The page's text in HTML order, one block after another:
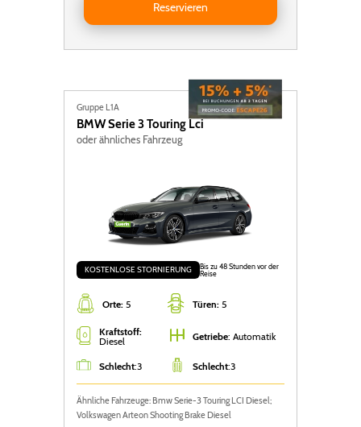
Reservieren
Gruppe L1A
BMWSerie 3 Touring Lci
oder ähnliches Fahrzeug
Orte: 5 Türen: 5
KOSTENLOSE STORNIERUNG
Bis zu 48 Stunden vor der
Reise
Kraftstoff:
Diesel
Getriebe: Automatik
Schlecht:3 Schlecht:3
Ähnliche Fahrzeuge: Bmw Serie-3 Touring LCI Diesel;
Volkswagen Arteon Shooting Brake Diesel